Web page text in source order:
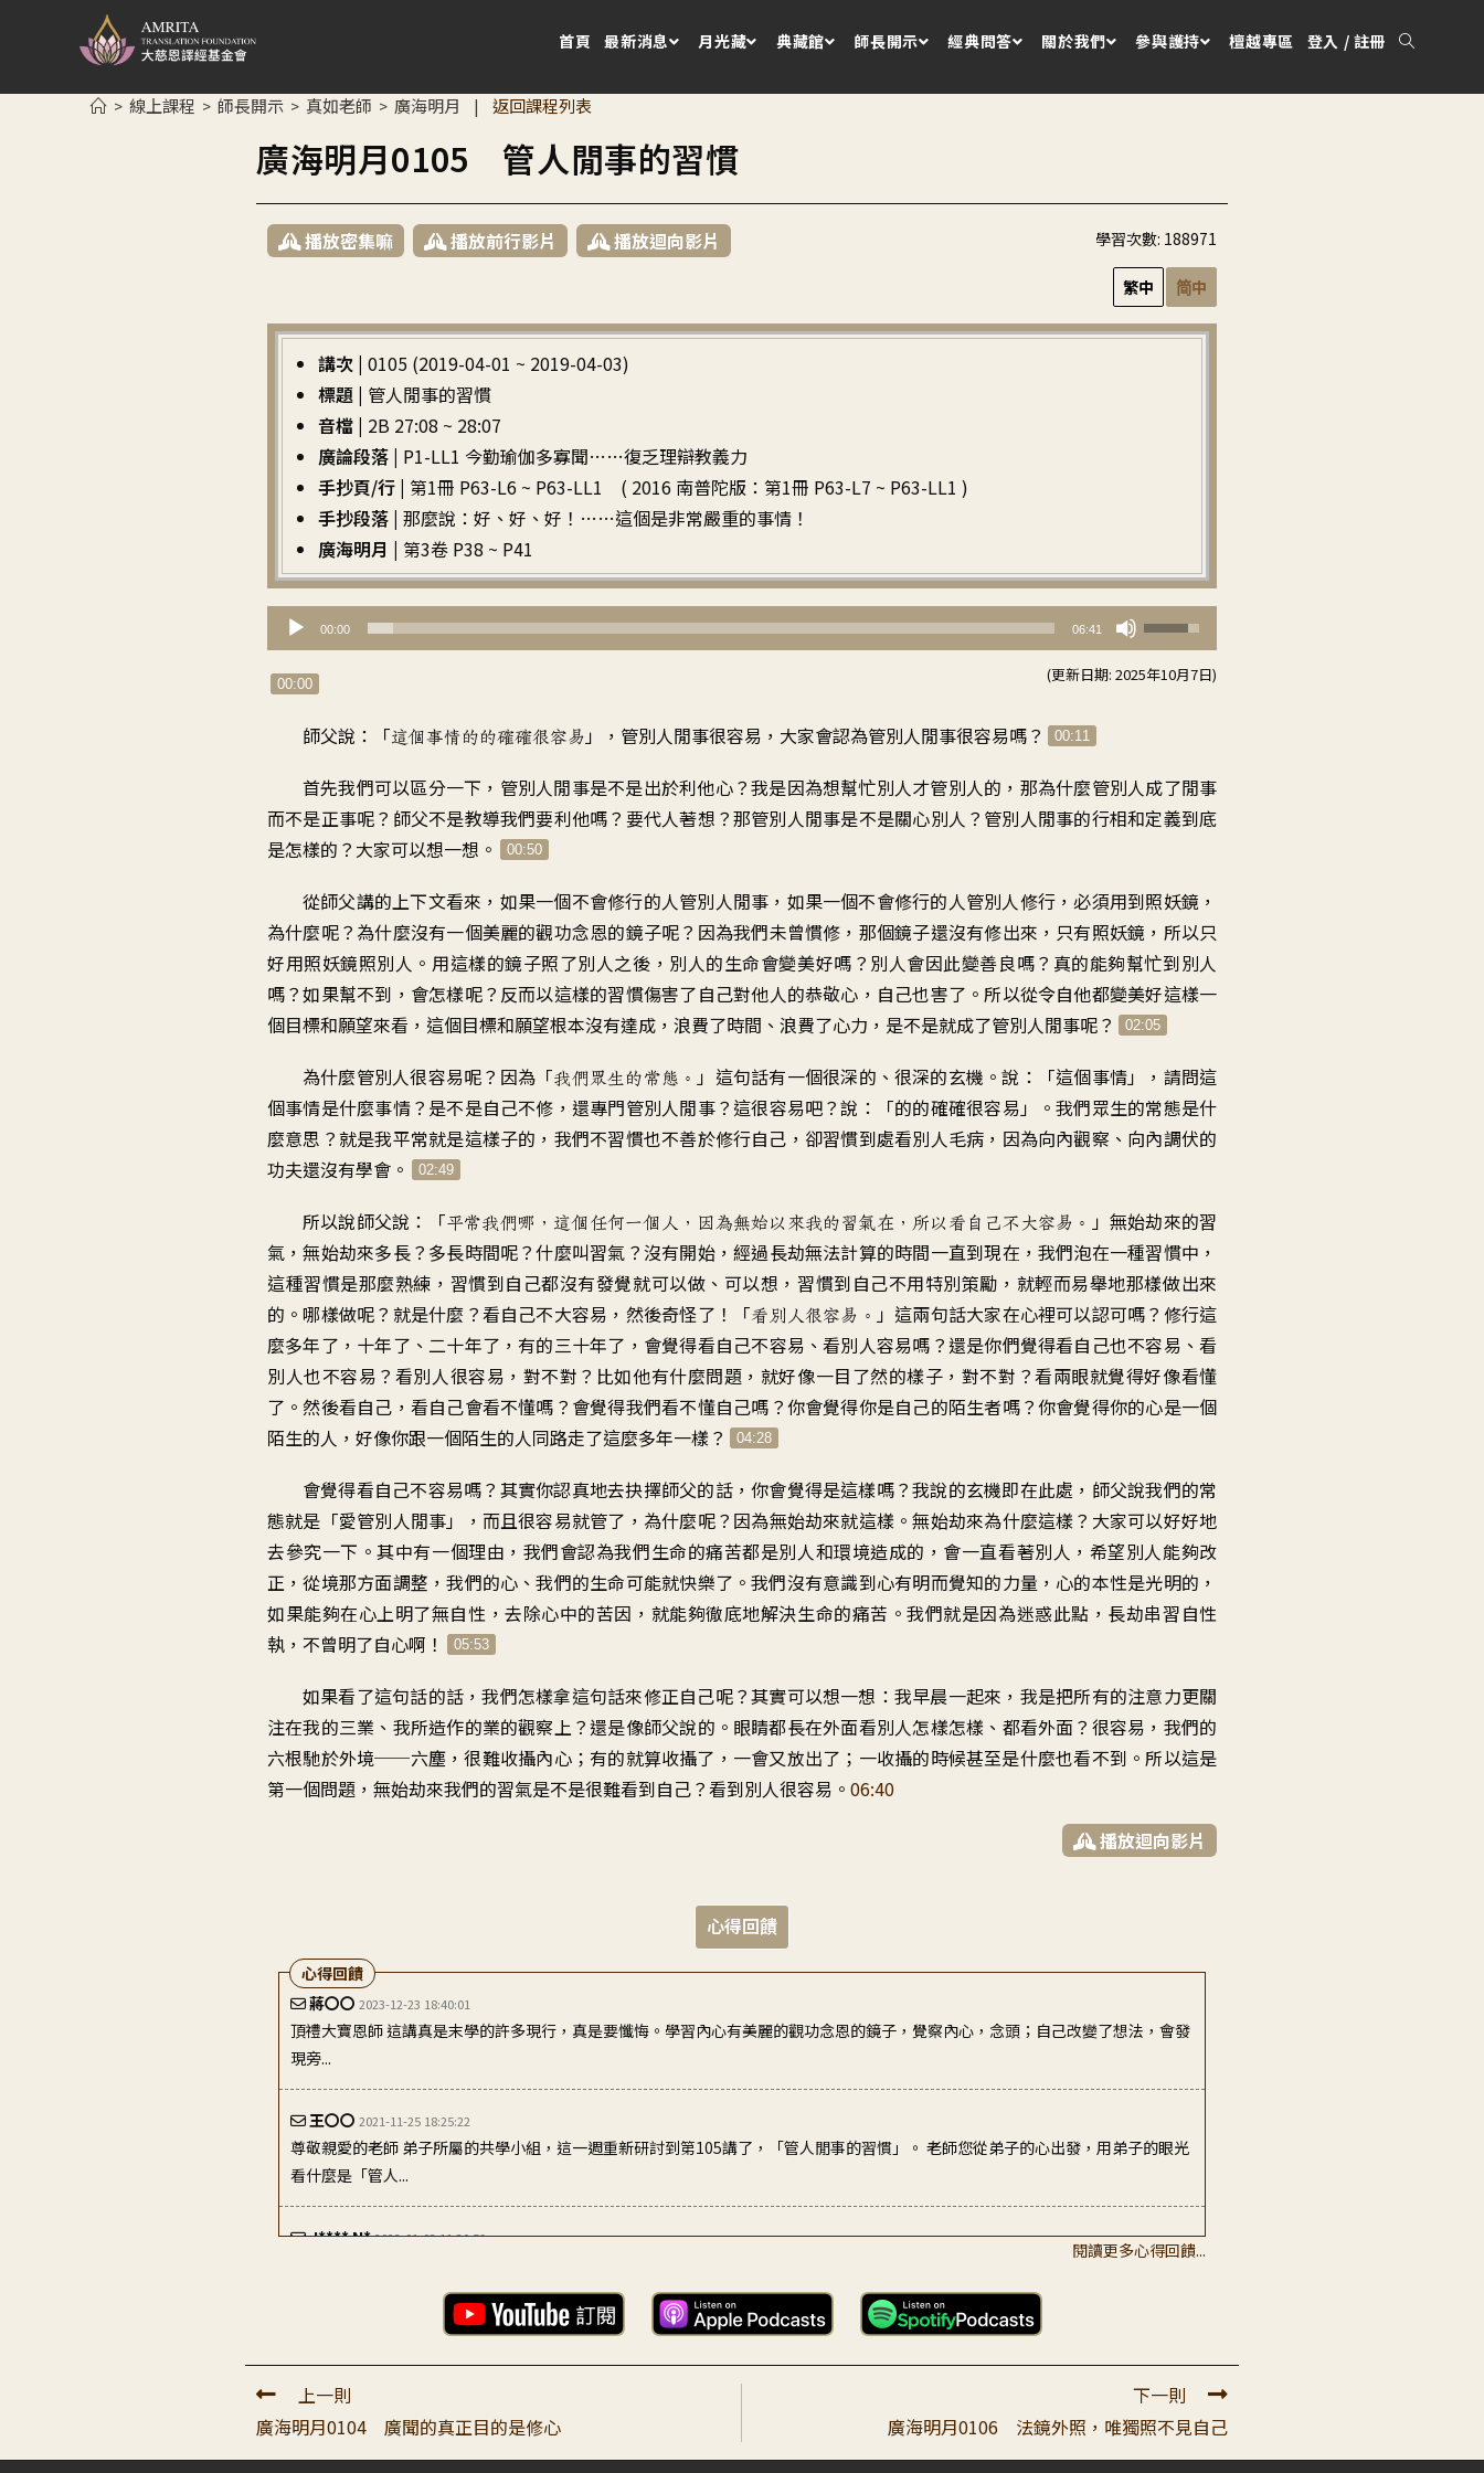
首頁 最新消息 月光藏 典藏館 師長開示 經典問答 關於我們 參與護持 檀越專區 登入 / 註冊
> 線上課程 > 師長開示 > 真如老師 > 廣海明月 | 返回課程列表
廣海明月0105 管人閒事的習慣
播放密集嘛 播放前行影片 播放迴向影片 學習次數: 188971
繁中 简中
講次 | 0105 (2019-04-01 ~ 2019-04-03)
標題 | 管人閒事的習慣
音檔 | 2B 27:08 ~ 28:07
廣論段落 | P1-LL1 今勤瑜伽多寡聞……復乏理辯教義力
手抄頁/行 | 第1冊 P63-L6 ~ P63-LL1 ( 2016 南普陀版：第1冊 P63-L7 ~ P63-LL1 )
手抄段落 | 那麼說：好、好、好！……這個是非常嚴重的事情！
廣海明月 | 第3卷 P38 ~ P41
訊
播
00:00 06:41
使
用
向
高
或
降
低
音
(更新日期: 2025年10月7日)
00:00
師父說 ：「這個事情的的確確很容易」， 管別人閒事很容易 ， 大家會認為管別人閒事很容易嗎？ 00:11
首先我們可以區分一下 ， 管別人閒事是不是出於利他心？我是因為想幫忙別人才管別人的 ， 那為什麼管別人成了閒事
而不是正事呢？ 師父不是教導我們要利他嗎？ 要代人著想 ？那管別人閒事是不是關心別人 ？ 管別人閒事的行相和定義到底
是怎樣的 ？ 大家可以想一想 。 00:50
從師父講的上下文看來 ， 如果一個不會修行的人管別人閒事 ， 如果一個不會修行的人管別人修行 ，必須用到照妖鏡 ，
為什麼呢？ 為什麼沒有一個美麗的觀功念恩的鏡子呢？ 因為我們未曾慣修 ， 那個鏡子還沒有修出來 ， 只有照妖鏡 ， 所以只
好用照妖鏡照別人 。 用這樣的鏡子照了別人之後 ， 別人的生命會變美好嗎 ？ 別人會因此變善良嗎？ 真的能夠幫忙到別人
嗎？如果幫不到 ， 會怎樣呢？ 反而以這樣的習慣傷害了自己對他人的恭敬心 ， 自己也害了 。所以從令自他都變美好這樣一
個目標和願望來看 ， 這個目標和願望根本沒有達成 ， 浪費了時間、浪費了心力 ， 是不是就成了管別人閒事呢？ 02:05
為什麼管別人很容易呢？ 因為「我們眾生的常態 。 」 這句話有一個很深的、很深的玄機 。說：「這個事情」， 請問這
個事情是什麼事情？ 是不是自己不修 ， 還專門管別人閒事？ 這很容易吧？說：「的的確確很容易」。我們眾生的常態是什
麼意思 ？就是我平常就是這樣子的 ， 我們不習慣也不善於修行自己 ， 卻習慣到處看別人毛病 ， 因為向內觀察、向內調伏的
功夫還沒有學會 。 02:49
所以說師父說 ：「平常我們哪 ， 這個任何一個人 ， 因為無始以來我的習氣在 ， 所以看自己不大容易 。 」 無始劫來的習
氣 ，無始劫來多長？ 多長時間呢？什麼叫習氣 ？沒有開始，經過長劫無法計算的時間一直到現在 ， 我們泡在一種習慣中 ，
這種習慣是那麼熟練 ， 習慣到自己都沒有發覺就可以做、可以想 ， 習慣到自己不用特別策勵 ， 就輕而易舉地那樣做出來
的 。哪樣做呢？ 就是什麼？看自己不大容易 ， 然後奇怪了 ！「看別人很容易 。 」 這兩句話大家在心裡可以認可嗎？ 修行這
麼多年了 ， 十年了、二十年了 ， 有的三十年了 ， 會覺得看自己不容易 、看別人容易嗎 ？還是你們覺得看自己也不容易 、看
別人也不容易 ？ 看別人很容易，對不對 ？ 比如他有什麼問題 ， 就好像一目了然的樣子，對不對 ？看兩眼就覺得好像看懂
了 。然後看自己 ， 看自己會看不懂嗎 ？ 會覺得我們看不懂自己嗎 ？你會覺得你是自己的陌生者嗎？你會覺得你的心是一個
陌生的人 ， 好像你跟一個陌生的人同路走了這麼多年一樣？ 04:28
會覺得看自己不容易嗎？ 其實你認真地去抉擇師父的話，你會覺得是這樣嗎？我說的玄機即在此處 ， 師父說我們的常
態就是 「愛管別人閒事」， 而且很容易就管了 ， 為什麼呢？ 因為無始劫來就這樣 。無始劫來為什麼這樣？ 大家可以好好地
去參究一下 。其中有一個理由 ， 我們會認為我們生命的痛苦都是別人和環境造成的 ， 會一直看著別人 ， 希望別人能夠改
正 ，從境那方面調整 ，我們的心、我們的生命可能就快樂了 。我們沒有意識到心有明而覺知的力量 ， 心的本性是光明的 ，
如果能夠在心上明了無自性 ，去除心中的苦因 ， 就能夠徹底地解決生命的痛苦 。我們就是因為迷惑此點 ， 長劫串習自性
執 ， 不曾明了自心啊 ！ 05:53
如果看了這句話的話 ，我們怎樣拿這句話來修正自己呢？其實可以想一想 ： 我早晨一起來 ， 我是把所有的注意力更關
注在我的三業 、 我所造作的業的觀察上 ？還是像師父說的 。 眼睛都長在外面看別人怎樣怎樣、都看外面？ 很容易 ， 我們的
六根馳於外境──六塵 ，很難收攝內心； 有的就算收攝了，一會又放出了 ； 一收攝的時候甚至是什麼也看不到 。所以這是
第一個問題 ， 無始劫來我們的習氣是不是很難看到自己？看到別人很容易 。 06:40
播放迴向影片
心得回饋
蔣〇〇 2023-12-23 18:40:01
頂禮大寶恩師 這講真是末學的許多現行，真是要懺悔。學習內心有美麗的觀功念恩的鏡子，覺察內心，念頭；自己改變了想法，會發
現旁...
王〇〇 2021-11-25 18:25:22
尊敬親愛的老師 弟子所屬的共學小組，這一週重新研討到第105講了，「管人閒事的習慣」。 老師您從弟子的心出發，用弟子的眼光
看什麼是「管人...
J**** N*2022-01-03 11:30:59
感恩老师指出了弟子从来不知道的重点 - “如果一個不會修行的人管別人修行，必須用到照妖鏡。”原来未串修美麗的觀功念恩的鏡
子之前，就只懂得用照...
恭敬頂禮尊貴大寶恩師： 敬愛的老師：再次聽105講過程中，腦海中不斷現起，應該要講此講po 給誰聽，他現在很需要聽，才不會一
直在觀過的續流...
心得回饋
閱讀更多心得回饋...
上一則
廣海明月0104 廣聞的真正目的是修心
下一則
廣海明月0106 法鏡外照，唯獨照不見自己